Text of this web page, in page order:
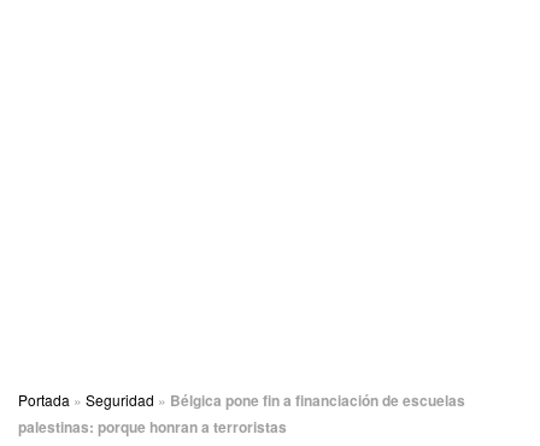
Portada » Seguridad » Bélgica pone fin a financiación de escuelas
palestinas: porque honran a terroristas